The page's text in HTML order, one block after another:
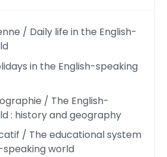
/ Daily life in the English-
in the English-speaking
/ The English-
: history and geography
/ The educational system
speaking world